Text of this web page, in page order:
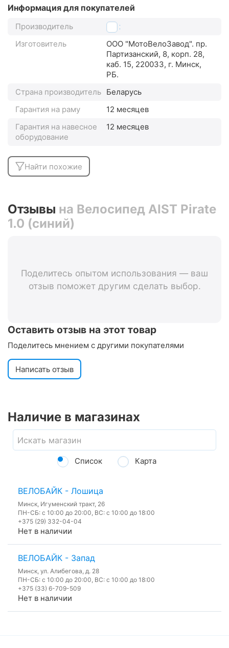
Информация для покупателей
Производитель
Aist
Изготовитель
ООО "МотоВелоЗавод". пр.
Партизанский, 8, корп. 28,
каб. 15, 220033, г. Минск,
РБ.
Страна производитель Беларусь
Гарантия на раму
12 месяцев
Гарантия на навесное
оборудование
12 месяцев
Найти похожие
Отзывы на Велосипед AIST Pirate
1.0 (синий)
Поделитесь опытом использования — ваш
отзыв поможет другим сделать выбор.
Оставить отзыв на этот товар
Поделитесь мнением с другими покупателями
Написать отзыв
Наличие в магазинах
Список Карта
ВЕЛОБАЙК - Лошица
Минск, Игуменский тракт, 26
ПН-СБ: с 10:00 до 20:00, ВС: с 10:00 до 18:00
+375 (29) 332-04-04
Нет в наличии
ВЕЛОБАЙК - Запад
Минск, ул. Алибегова, д. 28
ПН-СБ: с 10:00 до 20:00, ВС: с 10:00 до 18:00
+375 (33) 6-709-509
Нет в наличии